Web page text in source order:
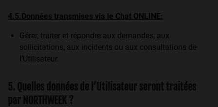
4.5.Données transmises via le Chat ONLINE:
Gérer, traiter et répondre aux demandes, aux
sollicitations, aux incidents ou aux consultations de
l’Utilisateur.
5. Quelles données de l’Utilisateur seront traitées
par NORTHWEEK ?